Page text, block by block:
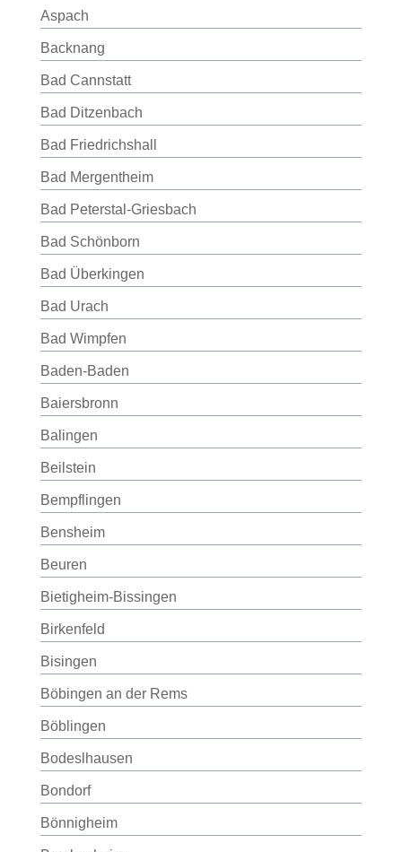
Aspach
Backnang
Bad Cannstatt
Bad Ditzenbach
Bad Friedrichshall
Bad Mergentheim
Bad Peterstal-Griesbach
Bad Schönborn
Bad Überkingen
Bad Urach
Bad Wimpfen
Baden-Baden
Baiersbronn
Balingen
Beilstein
Bempflingen
Bensheim
Beuren
Bietigheim-Bissingen
Birkenfeld
Bisingen
Böbingen an der Rems
Böblingen
Bodeslhausen
Bondorf
Bönnigheim